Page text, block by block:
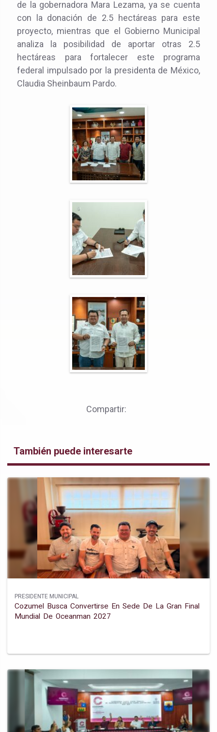
de la gobernadora Mara Lezama, ya se cuenta
con la donación de 2.5 hectáreas para este
proyecto, mientras que el Gobierno Municipal
analiza la posibilidad de aportar otras 2.5
hectáreas para fortalecer este programa
federal impulsado por la presidenta de México,
Claudia Sheinbaum Pardo.
Compartir:
También puede interesarte
PRESIDENTE MUNICIPAL
Cozumel Busca Convertirse En Sede De La Gran Final
Mundial De Oceanman 2027